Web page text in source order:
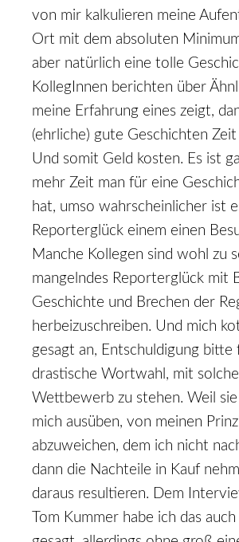
von mir kalkulieren meine
Ort mit dem absoluten
aber natürlich eine tolle
KollegInnen berichten über
meine Erfahrung eines zeigt,
(ehrliche) gute Geschichten
Und somit Geld kosten. Es ist
mehr Zeit man für eine
hat, umso wahrscheinlicher ist
Reporterglück einem einen
Manche Kollegen sind wohl zu
mangelndes Reporterglück mit
Geschichte und Brechen der
herbeizuschreiben. Und mich
gesagt an, Entschuldigung bitte
drastische Wortwahl, mit
Wettbewerb zu stehen. Weil
mich ausüben, von meinen
abzuweichen, dem ich nicht
dann die Nachteile in Kauf
daraus resultieren. Dem
Tom Kummer habe ich das